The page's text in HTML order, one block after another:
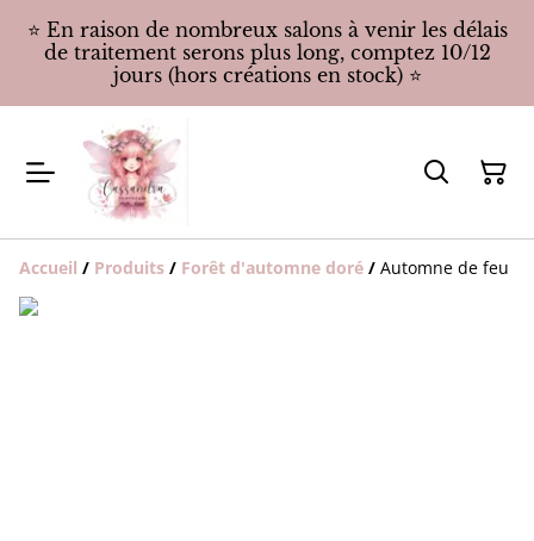
⭐️ En raison de nombreux salons à venir les délais
de traitement serons plus long, comptez 10/12
jours (hors créations en stock) ⭐️
Accueil / Produits / Forêt d'automne doré / Automne de feu